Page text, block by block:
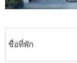
ชื่อที่พัก